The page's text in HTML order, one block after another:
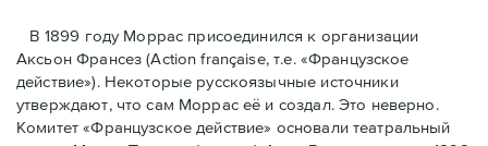
В 1899 году Моррас присоединился к организации
Аксьон Франсез (Action française, т.е. «Французское
действие»). Некоторые русскоязычные источники
утверждают, что сам Моррас её и создал. Это неверно.
Комитет «Французское действие» основали театральный